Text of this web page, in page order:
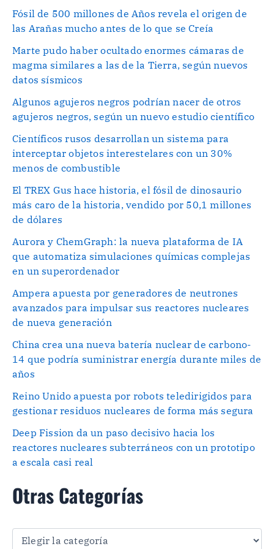
Fósil de 500 millones de Años revela el origen de
las Arañas mucho antes de lo que se Creía
Marte pudo haber ocultado enormes cámaras de
magma similares a las de la Tierra, según nuevos
datos sísmicos
Algunos agujeros negros podrían nacer de otros
agujeros negros, según un nuevo estudio científico
Científicos rusos desarrollan un sistema para
interceptar objetos interestelares con un 30%
menos de combustible
El TREX Gus hace historia, el fósil de dinosaurio
más caro de la historia, vendido por 50,1 millones
de dólares
Aurora y ChemGraph: la nueva plataforma de IA
que automatiza simulaciones químicas complejas
en un superordenador
Ampera apuesta por generadores de neutrones
avanzados para impulsar sus reactores nucleares
de nueva generación
China crea una nueva batería nuclear de carbono-
14 que podría suministrar energía durante miles de
años
Reino Unido apuesta por robots teledirigidos para
gestionar residuos nucleares de forma más segura
Deep Fission da un paso decisivo hacia los
reactores nucleares subterráneos con un prototipo
a escala casi real
Otras Categorías
O